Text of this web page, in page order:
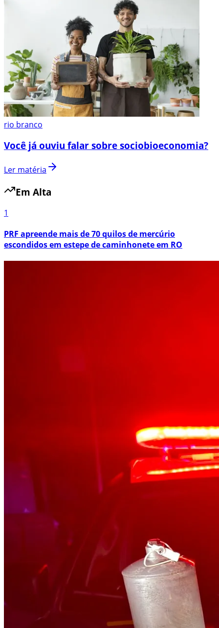
rio branco
Você já ouviu falar sobre sociobioeconomia?
Ler matéria
Em Alta
1
PRF apreende mais de 70 quilos de mercúrio
escondidos em estepe de caminhonete em RO